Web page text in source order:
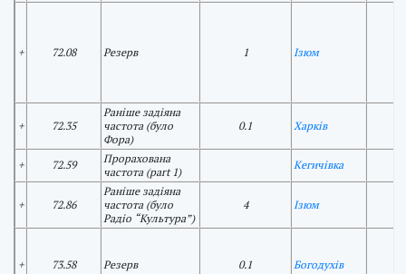
+ 72.08 Резерв 1 Ізюм
+ 72.35
Раніше задіяна
частота (було
Фора)
0.1 Харків
+ 72.59
Прорахована
частота (part 1)
Кегичівка
+ 72.86
Раніше задіяна
частота (було
Радіо “Культура”)
4 Ізюм
+ 73.58 Резерв 0.1 Богодухів